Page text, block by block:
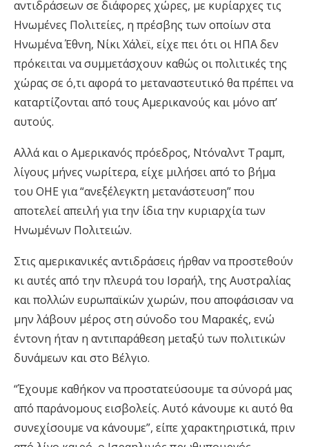
αντιδράσεων σε διάφορες χώρες, με κυρίαρχες τις
Ηνωμένες Πολιτείες, η πρέσβης των οποίων στα
Ηνωμένα Έθνη, Νίκι Χάλεϊ, είχε πει ότι οι ΗΠΑ δεν
πρόκειται να συμμετάσχουν καθώς οι πολιτικές της
χώρας σε ό,τι αφορά το μεταναστευτικό θα πρέπει να
καταρτίζονται από τους Αμερικανούς και μόνο απ’
αυτούς.
Αλλά και ο Αμερικανός πρόεδρος, Ντόναλντ Τραμπ,
λίγους μήνες νωρίτερα, είχε μιλήσει από το βήμα
του ΟΗΕ για “ανεξέλεγκτη μετανάστευση” που
αποτελεί απειλή για την ίδια την κυριαρχία των
Ηνωμένων Πολιτειών.
Στις αμερικανικές αντιδράσεις ήρθαν να προστεθούν
κι αυτές από την πλευρά του Ισραήλ, της Αυστραλίας
και πολλών ευρωπαϊκών χωρών, που αποφάσισαν να
μην λάβουν μέρος στη σύνοδο του Μαρακές, ενώ
έντονη ήταν η αντιπαράθεση μεταξύ των πολιτικών
δυνάμεων και στο Βέλγιο.
“Έχουμε καθήκον να προστατεύσουμε τα σύνορά μας
από παράνομους εισβολείς. Αυτό κάνουμε κι αυτό θα
συνεχίσουμε να κάνουμε”, είπε χαρακτηριστικά, πριν